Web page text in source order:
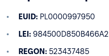
EUID: PL0000997950
LEI:
REGON: 523437485